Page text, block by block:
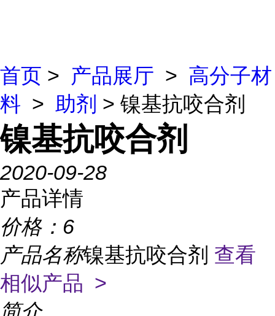
首页 > 产品展厅 > 高分子材
料 > 助剂 > 镍基抗咬合剂
镍基抗咬合剂
2020-09-28
产品详情
价格： 6
产品名称镍基抗咬合剂 查看
相似产品 >
简介